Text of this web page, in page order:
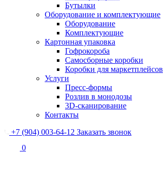
Бутылки
Оборудование и комплектующие
Оборудование
Комплектующие
Картонная упаковка
Гофрокороба
Самосборные коробки
Коробки для маркетплейсов
Услуги
Пресс-формы
Розлив в монодозы
3D-сканирование
Контакты
+7 (904) 003-64-12 Заказать звонок
0